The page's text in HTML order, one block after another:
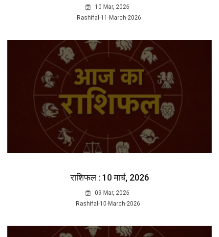
10 Mar, 2026
Rashifal-11-March-2026
राशिफल : 10 मार्च, 2026
09 Mar, 2026
Rashifal-10-March-2026